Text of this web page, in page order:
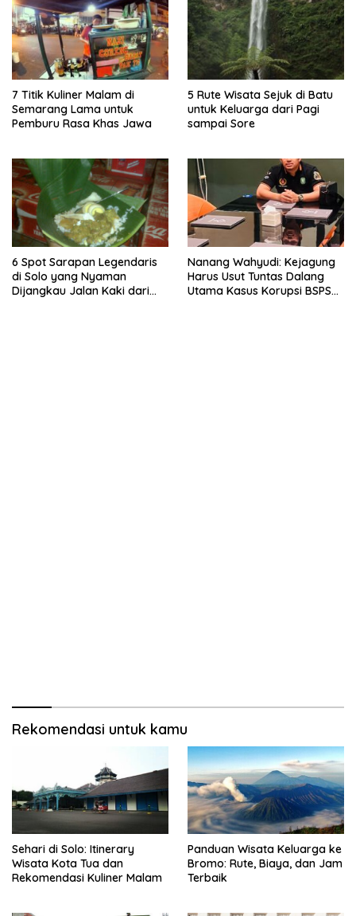
7 Titik Kuliner Malam di
Semarang Lama untuk
Pemburu Rasa Khas Jawa
5 Rute Wisata Sejuk di Batu
untuk Keluarga dari Pagi
sampai Sore
6 Spot Sarapan Legendaris
di Solo yang Nyaman
Dijangkau Jalan Kaki dari
Nanang Wahyudi: Kejagung
Harus Usut Tuntas Dalang
Utama Kasus Korupsi BSPS
Rekomendasi untuk kamu
Sehari di Solo: Itinerary
Wisata Kota Tua dan
Rekomendasi Kuliner Malam
Panduan Wisata Keluarga ke
Bromo: Rute, Biaya, dan Jam
Terbaik